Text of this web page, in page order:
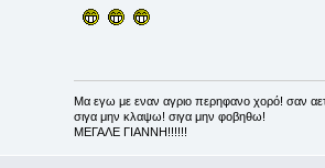
Μα εγω με εναν αγριο περηφανο χορό! σαν
σιγα μην κλαψω! σιγα μην φοβηθω!
ΜΕΓΑΛΕ ΓΙΑΝΝΗ!!!!!!